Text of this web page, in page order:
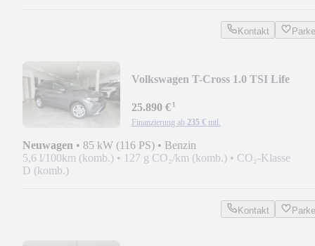
Kontakt
Volkswagen T-Cross 1.0 TSI Life
25.890 €¹
Finanzierung ab 235 € mtl.
Neuwagen • 85 kW (116 PS) • Benzin
5,6 l/100km (komb.) • 127 g CO₂/km (komb.) • CO₂-Klasse
D (komb.)
Kontakt